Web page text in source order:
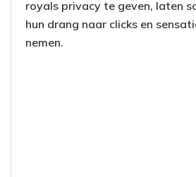
royals privacy te geven, laten
hun drang naar clicks en
nemen.